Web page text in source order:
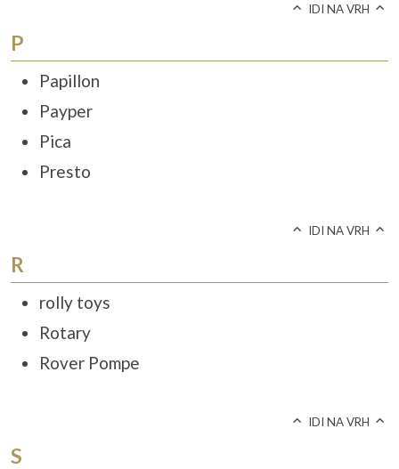
IDI NA VRH
P
Papillon
Payper
Pica
Presto
IDI NA VRH
R
rolly toys
Rotary
Rover Pompe
IDI NA VRH
S